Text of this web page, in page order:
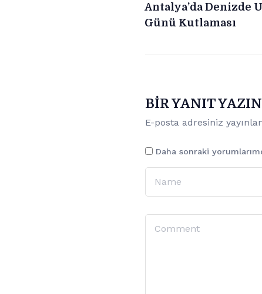
Antalya’da Denizde
Günü Kutlaması
BIR YANIT YAZIN
E-posta adresiniz
Daha sonraki